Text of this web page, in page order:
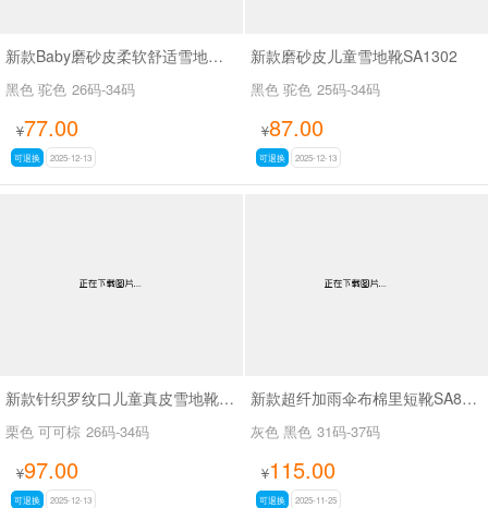
新款Baby磨砂皮柔软舒适雪地靴SA9128
黑色 驼色 26码-34码
¥77.00
可退换 2025-12-13
新款磨砂皮儿童雪地靴SA1302
黑色 驼色 25码-34码
¥87.00
可退换 2025-12-13
新款针织罗纹口儿童真皮雪地靴SA1301
栗色 可可棕 26码-34码
¥97.00
可退换 2025-12-13
新款超纤加雨伞布棉里短靴SA8660
灰色 黑色 31码-37码
¥115.00
可退换 2025-11-25